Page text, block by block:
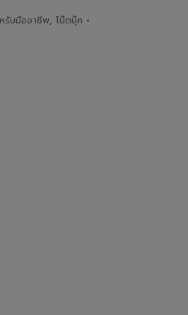
รับมืออาชีพ, โน๊ตบุ๊ค